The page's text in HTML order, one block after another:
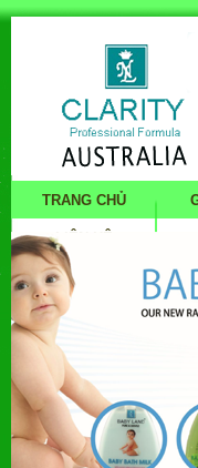
TRANG CHỦ
LIÊN HỆ